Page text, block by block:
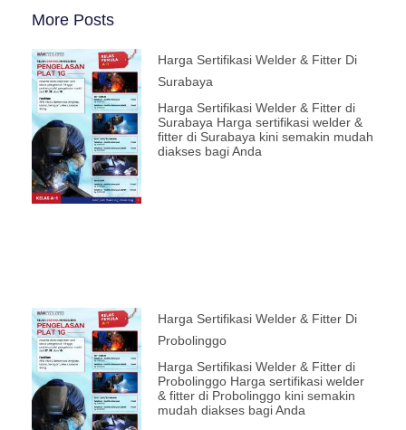
More Posts
Harga Sertifikasi Welder & Fitter Di
Surabaya
Harga Sertifikasi Welder & Fitter di
Surabaya Harga sertifikasi welder &
fitter di Surabaya kini semakin mudah
diakses bagi Anda
Harga Sertifikasi Welder & Fitter Di
Probolinggo
Harga Sertifikasi Welder & Fitter di
Probolinggo Harga sertifikasi welder
& fitter di Probolinggo kini semakin
mudah diakses bagi Anda